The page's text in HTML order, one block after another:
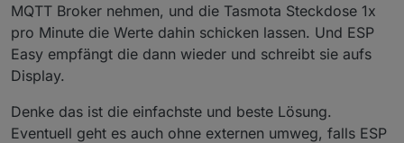
MQTT Broker nehmen, und die Tasmota Steckdose 1x
pro Minute die Werte dahin schicken lassen. Und ESP
Easy empfängt die dann wieder und schreibt sie aufs
Display.
Denke das ist die einfachste und beste Lösung.
Eventuell geht es auch ohne externen umweg, falls ESP